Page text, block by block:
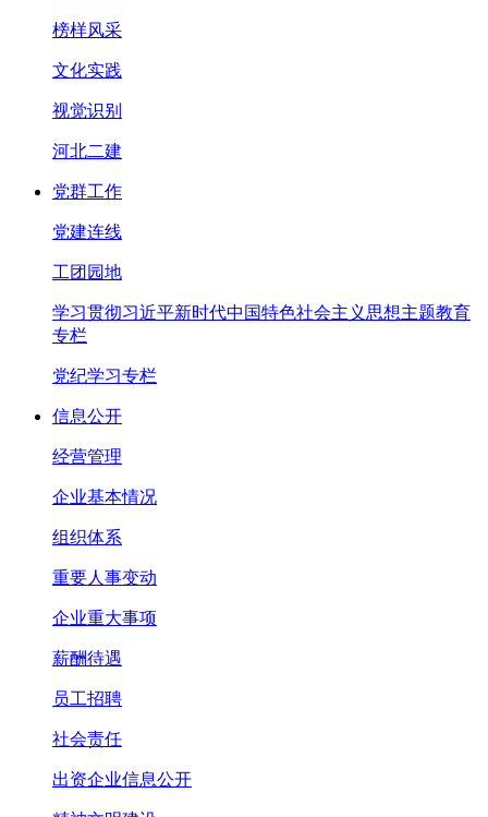
榜样风采
文化实践
视觉识别
河北二建
党群工作
党建连线
工团园地
学习贯彻习近平新时代中国特色社会主义思想主题教育
专栏
党纪学习专栏
信息公开
经营管理
企业基本情况
组织体系
重要人事变动
企业重大事项
薪酬待遇
员工招聘
社会责任
出资企业信息公开